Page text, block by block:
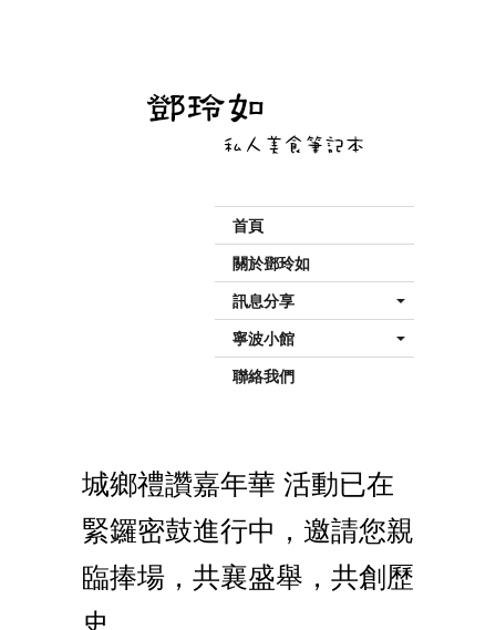
首頁
關於鄧玲如
訊息分享
寧波小館
聯絡我們
城鄉禮讚嘉年華 活動已在
緊鑼密鼓進行中，邀請您親
臨捧場，共襄盛舉，共創歷
史。